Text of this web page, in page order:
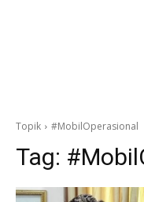
Topik #MobilOperasional
Tag: